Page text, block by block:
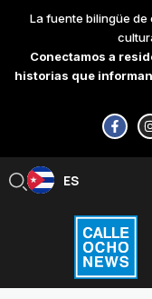
content
La fuente bilingüe de
Conectamos a
historias que
F
a
c
e
-
f
I
t
ES
EN